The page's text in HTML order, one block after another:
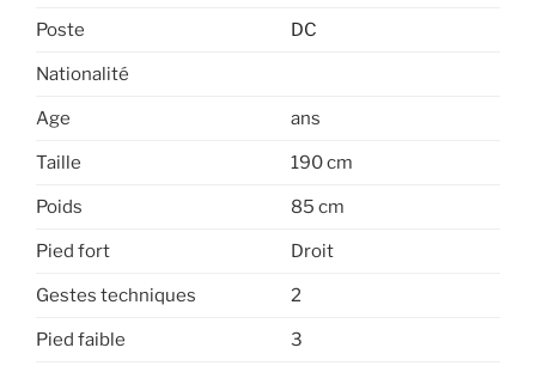
Poste DC
Nationalité
Age ans
Taille 190 cm
Poids 85 cm
Pied fort Droit
Gestes techniques 2
Pied faible 3